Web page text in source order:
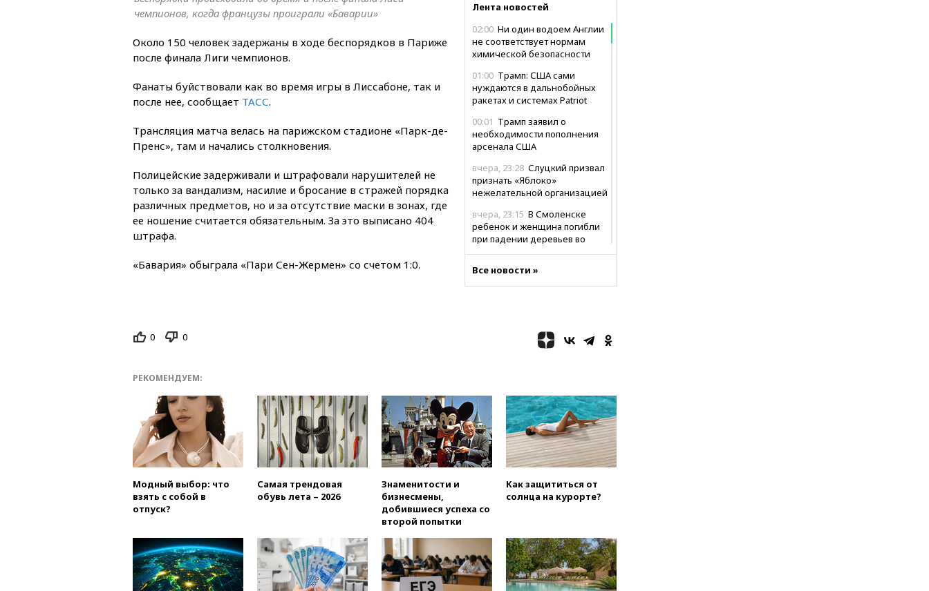
Лента новостей
02:00 Ни один водоем Англии
не соответствует нормам
химической безопасности
01:00 Трамп: США сами
нуждаются в дальнобойных
ракетах и системах Patriot
00:01 Трамп заявил о
необходимости пополнения
арсенала США
вчера, 23:28 Слуцкий призвал
признать «Яблоко»
нежелательной организацией
вчера, 23:15 В Смоленске
ребенок и женщина погибли
при падении деревьев во
вчера, 22:55В Москве в
пятницу ожидаются ливни
Отказаться от
вчера, 22:20Путин назвал 76-ю
гвардейскую десантно-
штурмовую дивизию
легендарной
вчера, 22:15Путин заслушал
доклад о ситуации на
добропольском направлении
вчера, 21:58 Генпрокуратура
признала нежелательным в
Rights Foundation
вчера, 21:35«Аэрофлот»
отменяет часть рейсов в Сочи
и Геленджик
Все новости »
чемпионов, когда французы проиграли «Баварии»
Около 150 человек задержаны в ходе беспорядков в Париже
после финала Лиги чемпионов.
Фанаты буйствовали как во время игры в Лиссабоне, так и
после нее, сообщает ТАСС.
Трансляция матча велась на парижском стадионе «Парк-де-
Пренс», там и начались столкновения.
Полицейские задерживали и штрафовали нарушителей не
только за вандализм, насилие и бросание в стражей порядка
различных предметов, но и за отсутствие маски в зонах, где
ее ношение считается обязательным. За это выписано 404
штрафа.
«Бавария» обыграла «Пари Сен-Жермен» со счетом 1:0.
0 0
РЕКОМЕНДУЕМ:
Модный выбор: что
взять с собой в
отпуск?
Самая трендовая
обувь лета – 2026
Знаменитости и
бизнесмены,
добившиеся успеха со
второй попытки
Как защититься от
солнца на курорте?